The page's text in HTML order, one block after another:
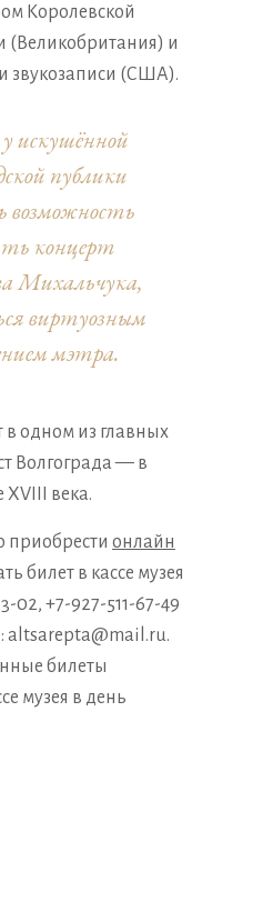
Королевской
(Великобритания) и
звукозаписи (США).
у искушённой
публики
возможность
концерт
Михальчука,
виртуозным
мэтра.
в одном из главных
Волгограда — в
XVIII века.
приобрести онлайн
билет в кассе музея
02, +7-927-511-67-49
altsarepta@mail.ru.
билеты
музея в день